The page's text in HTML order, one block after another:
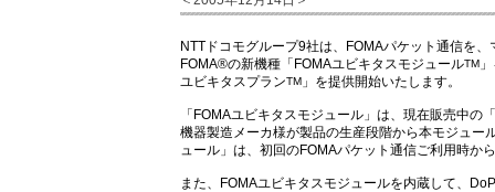
NTTドコモグループ9社は、FOMAパケット通信を
FOMA®の新機種「FOMAユビキタスモジュールTM
ユビキタスプランTM 」を提供開始いたします。
「FOMAユビキタスモジュール」は、現在販売中の
機器製造メーカ様が製品の生産段階から本モジュー
ュール」は、初回のFOMAパケット通信ご利用時か
また、FOMAユビキタスモジュールを内蔵して、